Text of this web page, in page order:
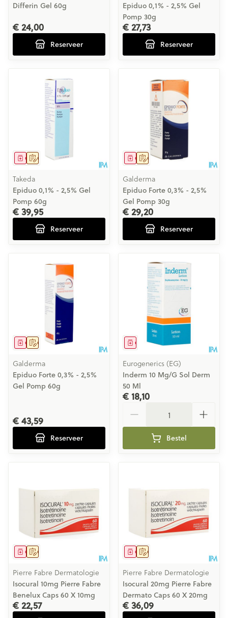
Differin Gel 60g
€ 24,00
Reserveer
Epiduo 0,1% - 2,5% Gel
Pomp 30g
€ 27,73
Reserveer
Op voorschrift
Geneesmiddel
Takeda
Epiduo 0,1% - 2,5% Gel
Pomp 60g
€ 39,95
Reserveer
Op voorschrift
Geneesmiddel
Galderma
Epiduo Forte 0,3% - 2,5%
Gel Pomp 30g
€ 29,20
Reserveer
Op voorschrift
Geneesmiddel
Galderma
Epiduo Forte 0,3% - 2,5%
Gel Pomp 60g
€ 43,59
Reserveer
Geneesmiddel
Eurogenerics (EG)
Inderm 10 Mg/G Sol Derm
50 Ml
€ 18,10
Bestel
Op voorschrift
Geneesmiddel
Pierre Fabre Dermatologie
Isocural 10mg Pierre Fabre
Benelux Caps 60 X 10mg
€ 22,57
Op voorschrift
Geneesmiddel
Pierre Fabre Dermatologie
Isocural 20mg Pierre Fabre
Dermato Caps 60 X 20mg
€ 36,09